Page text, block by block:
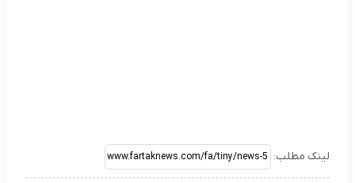
لینک مطلب: